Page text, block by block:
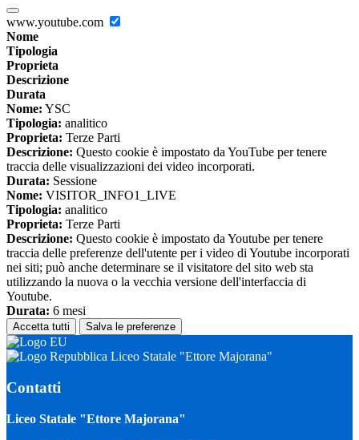
www.youtube.com
Nome
Tipologia
Proprieta
Descrizione
Durata
Nome: YSC
Tipologia: analitico
Proprieta: Terze Parti
Descrizione: Questo cookie è impostato da YouTube per tenere
traccia delle visualizzazioni dei video incorporati.
Durata: Sessione
Nome: VISITOR_INFO1_LIVE
Tipologia: analitico
Proprieta: Terze Parti
Descrizione: Questo cookie è impostato da Youtube per tenere
traccia delle preferenze dell'utente per i video di Youtube incorporati
nei siti; può anche determinare se il visitatore del sito web sta
utilizzando la nuova o la vecchia versione dell'interfaccia di
Youtube.
Durata: 6 mesi
Accetta tutti Salva le preferenze
Liceo Statale "Ettore Majorana"
Contatti
Liceo Statale "Ettore Majorana"